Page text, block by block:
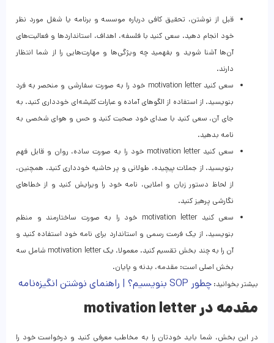
قبل از نوشتن، تحقیق کافی درباره موسسه و برنامه یا شغل مورد نظر
خود انجام دهید. سعی کنید با فلسفه، اهداف، استانداردها و فعالیت‌های
آن‌ها آشنا شوید و بفهمید چه ویژگی‌ها و مهارت‌هایی را از شما انتظار
دارند.
سعی کنید motivation letter خود را به صورت سفارشی و منحصر به فرد
بنویسید. از استفاده از الگو‌های آماده و عبارات کلیشه‌ای خودداری کنید. به
جای آن، سعی کنید با صدای خود صحبت کنید و حس و هوای شخصی به
نامه بدهید.
سعی کنید motivation letter خود را به صورت ساده، روان و قابل فهم
بنویسید. از جملات پیچیده، طولانی و پر حاشیه خودداری کنید. همچنین،
از لحاظ دستور زبان و املایی، نامه خود را ویرایش کنید و از خطاهای
نگارشی پرهیز کنید.
سعی کنید motivation letter خود را به صورت ساختارمند و منظم
بنویسید. از یک فرمت رسمی و استاندارد برای نامه خود استفاده کنید و
آن را به چند بخش تقسیم کنید. معمولا، یک motivation letter شامل سه
بخش اصلی است: مقدمه، بدنه و پایان.
بیشتر بخوانید: چطور SOP بنویسیم؟ | راهنمای نوشتن انگیزه‌نامه
مقدمه در motivation letter
در این بخش، شما باید خودتان را به مخاطب معرفی کنید و درخواست خود را